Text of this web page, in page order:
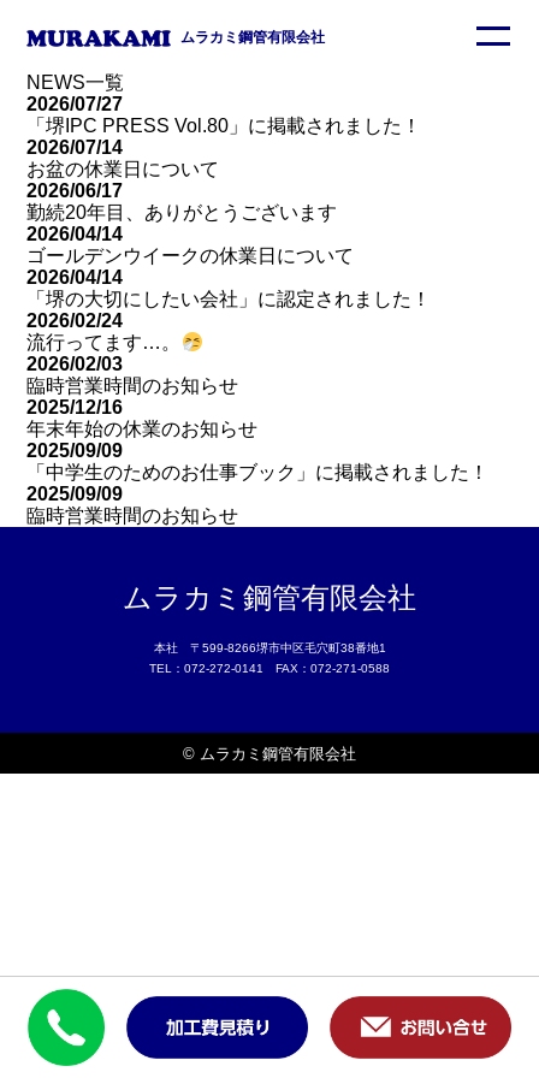
ムラカミ鋼管有限会社
NEWS一覧
2026/07/27
「堺IPC PRESS Vol.80」に掲載されました！
2026/07/14
お盆の休業日について
2026/06/17
勤続20年目、ありがとうございます
2026/04/14
ゴールデンウイークの休業日について
2026/04/14
「堺の大切にしたい会社」に認定されました！
2026/02/24
流行ってます…。
2026/02/03
臨時営業時間のお知らせ
2025/12/16
年末年始の休業のお知らせ
2025/09/09
「中学生のためのお仕事ブック」に掲載されました！
2025/09/09
臨時営業時間のお知らせ
ムラカミ鋼管有限会社
本社 〒599-8266堺市中区毛穴町38番地1
TEL：072-272-0141 FAX：072-271-0588
© ムラカミ鋼管有限会社